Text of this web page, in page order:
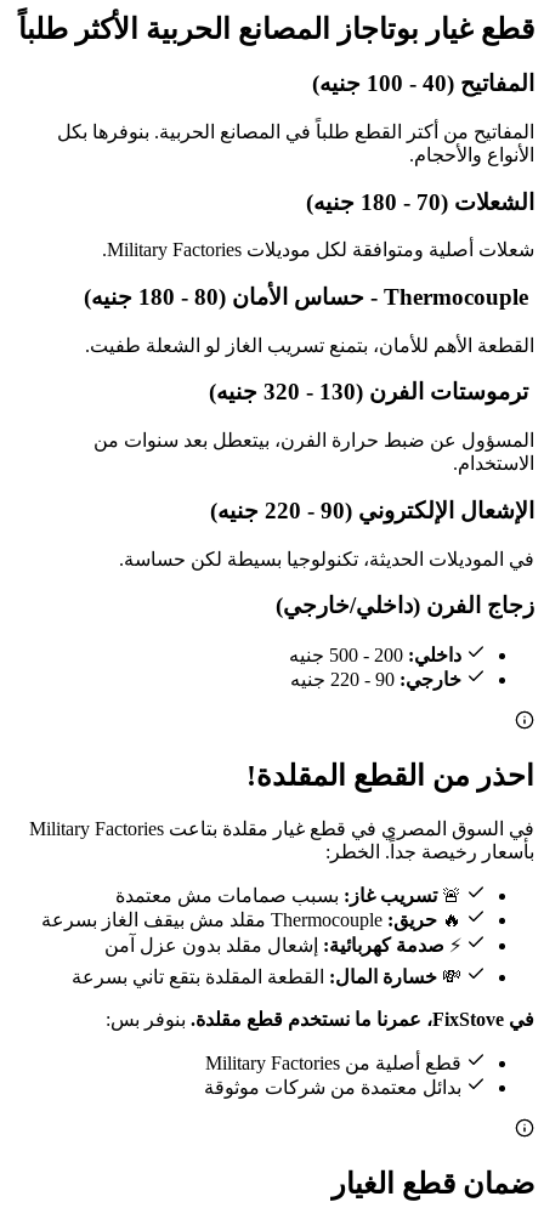
قطع غيار بوتاجاز المصانع الحربية الأكثر طلباً
المفاتيح (40 - 100 جنيه)
المفاتيح من أكتر القطع طلباً في المصانع الحربية. بنوفرها بكل
الأنواع والأحجام.
الشعلات (70 - 180 جنيه)
شعلات أصلية ومتوافقة لكل موديلات Military Factories.
القطعة الأهم للأمان، بتمنع تسريب الغاز لو الشعلة طفيت.
️ ترموستات الفرن (130 - 320 جنيه)
المسؤول عن ضبط حرارة الفرن، بيتعطل بعد سنوات من
الاستخدام.
الإشعال الإلكتروني (90 - 220 جنيه)
في الموديلات الحديثة، تكنولوجيا بسيطة لكن حساسة.
زجاج الفرن (داخلي/خارجي)
داخلي:
خارجي:
احذر من القطع المقلدة!
في السوق المصري في قطع غيار مقلدة بتاعت Military Factories
بأسعار رخيصة جداً. الخطر:
🚨تسريب غاز: بسبب صمامات مش معتمدة
🔥 حريق:
⚡ صدمة كهربائية: إشعال مقلد بدون عزل آمن
💸 خسارة المال: القطعة المقلدة بتقع تاني بسرعة
في FixStove، عمرنا ما نستخدم قطع مقلدة. بنوفر بس:
قطع أصلية من Military Factories
بدائل معتمدة من شركات موثوقة
ضمان قطع الغيار